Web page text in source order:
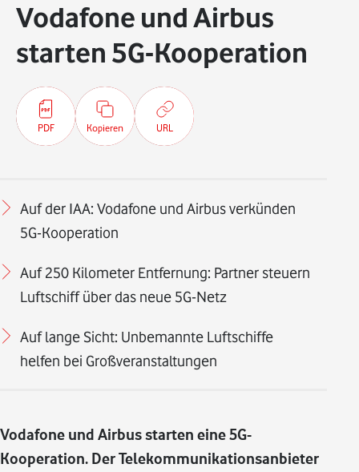
Vodafone und Airbus
starten 5G-Kooperation
PDF Kopieren URL
Auf der IAA: Vodafone und Airbus verkünden
5G-Kooperation
Auf 250 Kilometer Entfernung: Partner steuern
Luftschiff über das neue 5G-Netz
Auf lange Sicht: Unbemannte Luftschiffe
helfen bei Großveranstaltungen
Vodafone und Airbus starten eine 5G-
Kooperation. Der Telekommunikationsanbieter